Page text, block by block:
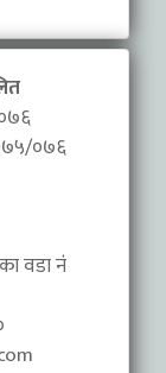
०७६
वडा नंं